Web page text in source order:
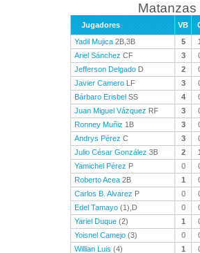
Matanzas
Jugadores VB
Yadil Mujica 2B,3B 5
Ariel Sánchez CF 3
Jefferson Delgado D 2
Javier Camero LF 3
Bárbaro Erisbel SS 4
Juan Miguel Vázquez RF 3
Ronney Muñiz 1B 3
Andrys Pérez C 3
Julio César González 3B 2
Yamichel Pérez P 0
Roberto Acea 2B 1
Carlos B. Alvarez P 0
Edel Tamayo (1),D 0
Yariel Duque (2) 1
Yoisnel Camejo (3) 0
Willian Luis (4) 1